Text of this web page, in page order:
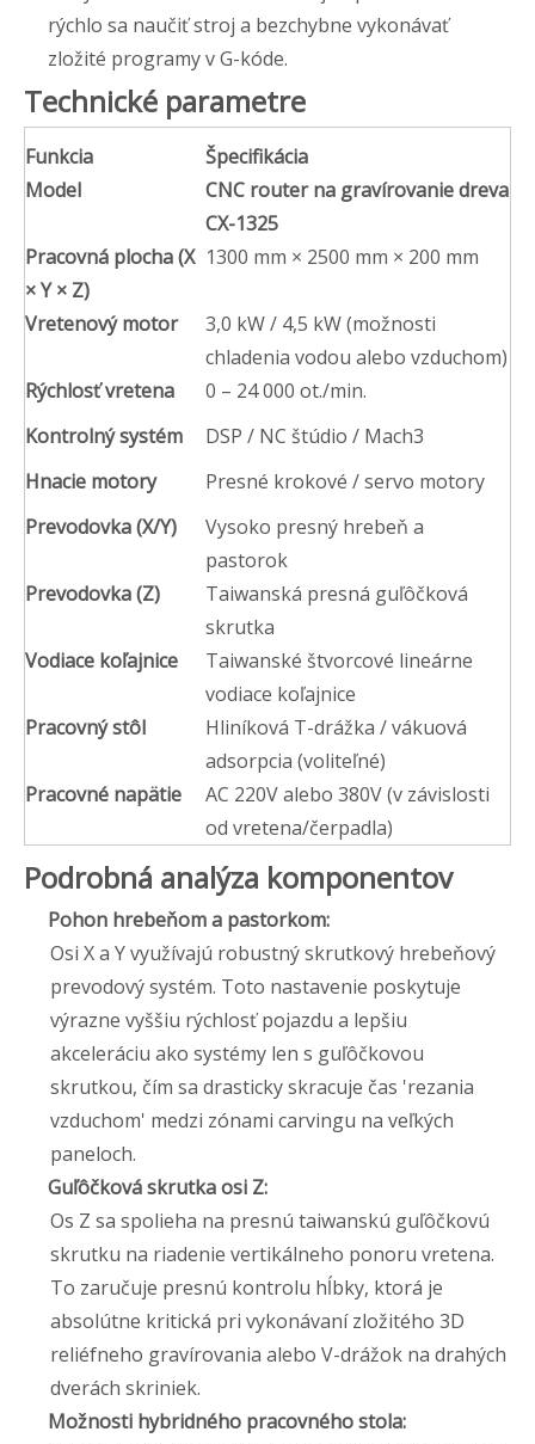
rýchlo sa naučiť stroj a bezchybne vykonávať
zložité programy v G-kóde.
Technické parametre
Funkcia
Špecifikácia
Model
CNC router na gravírovanie dreva
CX-1325
Pracovná plocha (X
× Y × Z)
1300 mm × 2500 mm × 200 mm
Vretenový motor
3,0 kW / 4,5 kW (možnosti
chladenia vodou alebo vzduchom)
Rýchlosť vretena
0 – 24 000 ot./min.
Kontrolný systém
DSP / NC štúdio / Mach3
Hnacie motory
Presné krokové / servo motory
Prevodovka (X/Y)
Vysoko presný hrebeň a
pastorok
Prevodovka (Z)
Taiwanská presná guľôčková
skrutka
Vodiace koľajnice
Taiwanské štvorcové lineárne
vodiace koľajnice
Pracovný stôl
Hliníková T-drážka / vákuová
adsorpcia (voliteľné)
Pracovné napätie
AC 220V alebo 380V (v závislosti
od vretena/čerpadla)
Podrobná analýza komponentov
Pohon hrebeňom a pastorkom:
Osi X a Y využívajú robustný skrutkový hrebeňový
prevodový systém. Toto nastavenie poskytuje
výrazne vyššiu rýchlosť pojazdu a lepšiu
akceleráciu ako systémy len s guľôčkovou
skrutkou, čím sa drasticky skracuje čas 'rezania
vzduchom' medzi zónami carvingu na veľkých
paneloch.
Guľôčková skrutka osi Z:
Os Z sa spolieha na presnú taiwanskú guľôčkovú
skrutku na riadenie vertikálneho ponoru vretena.
To zaručuje presnú kontrolu hĺbky, ktorá je
absolútne kritická pri vykonávaní zložitého 3D
reliéfneho gravírovania alebo V-drážok na drahých
dverách skriniek.
Možnosti hybridného pracovného stola: